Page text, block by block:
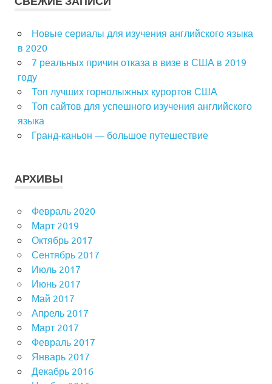
Новые сериалы для изучения английского языка
в 2020
7 реальных причин отказа в визе в США в 2019
году
Топ лучших горнолыжных курортов США
Топ сайтов для успешного изучения английского
языка
Гранд-каньон — большое путешествие
АРХИВЫ
Февраль 2020
Март 2019
Октябрь 2017
Сентябрь 2017
Июль 2017
Июнь 2017
Май 2017
Апрель 2017
Март 2017
Февраль 2017
Январь 2017
Декабрь 2016